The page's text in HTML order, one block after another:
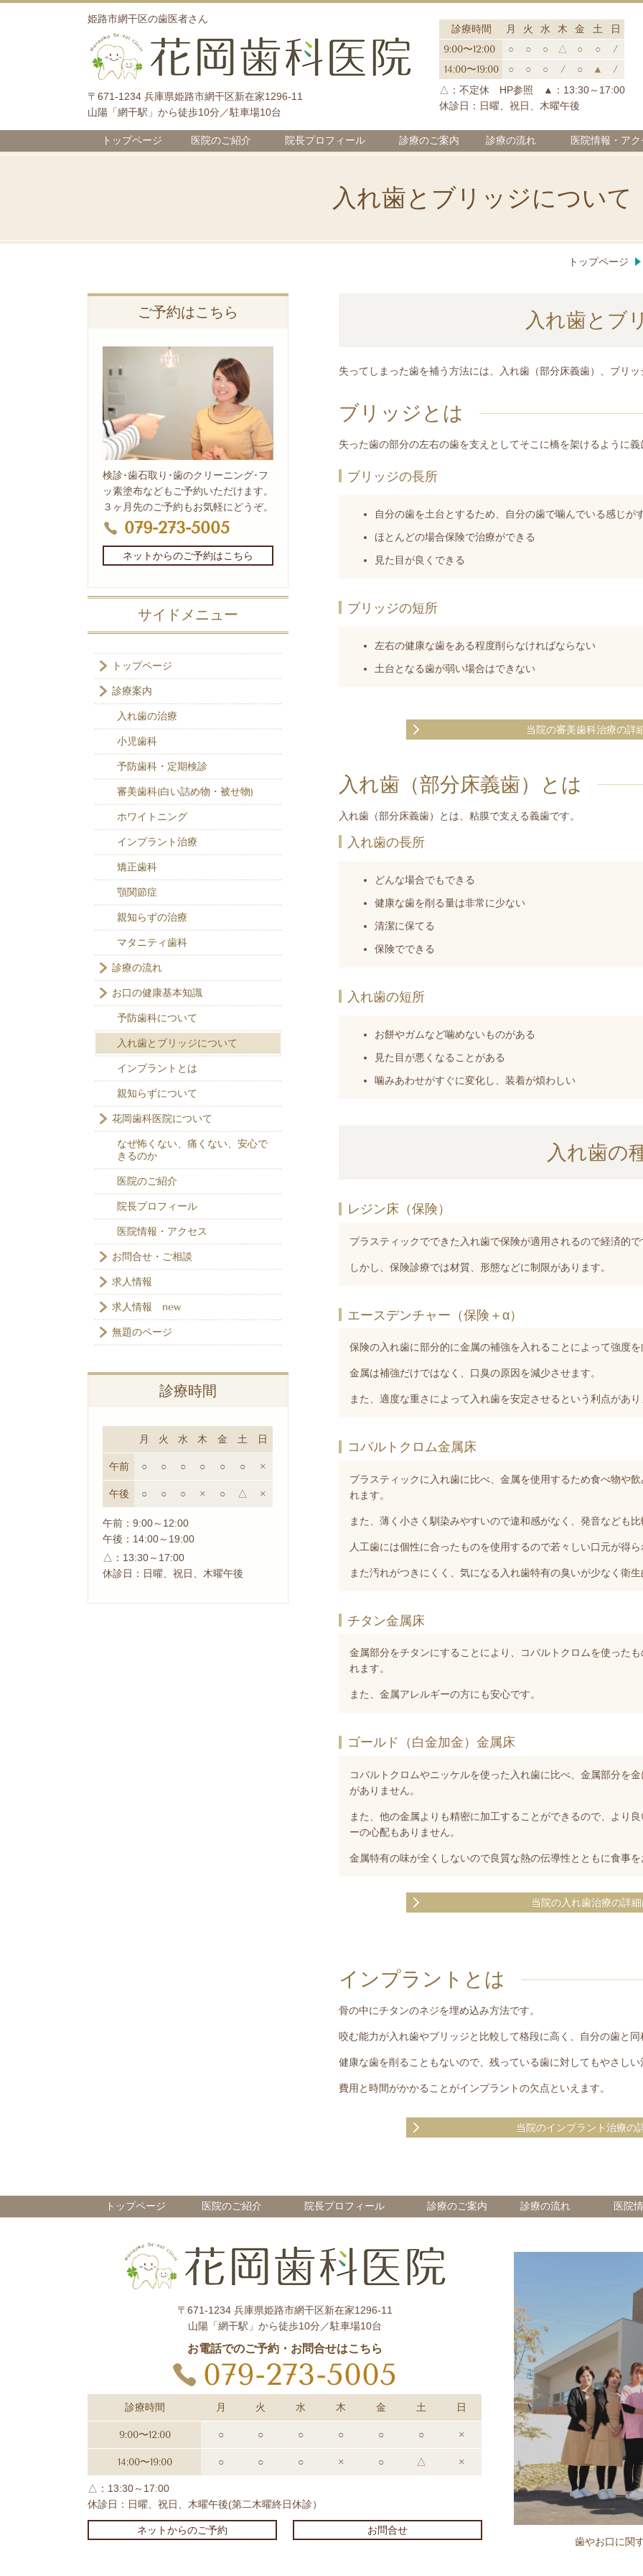
姫路市網干区の歯医者さん
〒671-1234 兵庫県姫路市網干区新在家1296-11
山陽「網干駅」から徒歩10分／駐車場10台
診療時間 月 火 水 木 金 土
日
9:00〜12:00
○ ○ ○ △ ○ ○
/
14:00〜19:00
○ ○ ○ / ○ ▲ /
△：不定休 HP参照 ▲：13:30～17:00
休診日：日曜、祝日、木曜午後
トップページ 医院のご紹介 院長プロフィール 診療のご案内 診療の流れ 医院情報・アク
入れ歯とブリッジについて
トップページ
入れ歯とブ
失ってしまった歯を補う方法には、入れ歯（部分床義歯）、ブリッ
ブリッジとは
失った歯の部分の左右の歯を支えとしてそこに橋を架けるように義
ブリッジの長所
自分の歯を土台とするため、自分の歯で噛んでいる感じが
ほとんどの場合保険で治療ができる
見た目が良くできる
ブリッジの短所
左右の健康な歯をある程度削らなければならない
土台となる歯が弱い場合はできない
当院の審美歯科治療の詳
入れ歯（部分床義歯）とは
入れ歯（部分床義歯）とは、粘膜で支える義歯です。
入れ歯の長所
どんな場合でもできる
健康な歯を削る量は非常に少ない
清潔に保てる
保険でできる
入れ歯の短所
お餅やガムなど噛めないものがある
見た目が悪くなることがある
噛みあわせがすぐに変化し、装着が煩わしい
入れ歯の
レジン床（保険）
プラスティックでできた入れ歯で保険が適用されるので経済的で
しかし、保険診療では材質、形態などに制限があります。
エースデンチャー（保険＋α）
保険の入れ歯に部分的に金属の補強を入れることによって強度
金属は補強だけではなく、口臭の原因を減少させます。
また、適度な重さによって入れ歯を安定させるという利点があり
コバルトクロム金属床
プラスティックに入れ歯に比べ、金属を使用するため食べ物や
れます。
また、薄く小さく馴染みやすいので違和感がなく、発音なども
人工歯には個性に合ったものを使用するので若々しい口元が得ら
また汚れがつきにくく、気になる入れ歯特有の臭いが少なく衛生
チタン金属床
金属部分をチタンにすることにより、コバルトクロムを使った
れます。
また、金属アレルギーの方にも安心です。
ゴールド（白金加金）金属床
コバルトクロムやニッケルを使った入れ歯に比べ、金属部分を
がありません。
また、他の金属よりも精密に加工することができるので、より
ーの心配もありません。
金属特有の味が全くしないので良質な熱の伝導性とともに食事を
当院の入れ歯治療の詳
インプラントとは
骨の中にチタンのネジを埋め込み方法です。
咬む能力が入れ歯やブリッジと比較して格段に高く、自分の歯と同
健康な歯を削ることもないので、残っている歯に対してもやさしい
費用と時間がかかることがインプラントの欠点といえます。
当院のインプラント治療の
ご予約はこちら
検診･歯石取り･歯のクリーニング･フ
ッ素塗布などもご予約いただけます。
３ヶ月先のご予約もお気軽にどうぞ。
079-273-5005
ネットからのご予約はこちら
サイドメニュー
トップページ
診療案内
入れ歯の治療
小児歯科
予防歯科・定期検診
審美歯科(白い詰め物・被せ物)
ホワイトニング
インプラント治療
矯正歯科
顎関節症
親知らずの治療
マタニティ歯科
診療の流れ
お口の健康基本知識
予防歯科について
入れ歯とブリッジについて
インプラントとは
親知らずについて
花岡歯科医院について
なぜ怖くない、痛くない、安心で
きるのか
医院のご紹介
院長プロフィール
医院情報・アクセス
お問合せ・ご相談
求人情報
求人情報 new
無題のページ
診療時間
月 火 水 木 金 土 日
午前 ○ ○ ○ ○ ○ ○ ×
午後 ○ ○ ○ × ○ △ ×
午前：9:00～12:00
午後：14:00～19:00
△：13:30～17:00
休診日：日曜、祝日、木曜午後
トップページ 医院のご紹介 院長プロフィール 診療のご案内 診療の流れ 医院
歯やお口に関
〒671-1234 兵庫県姫路市網干区新在家1296-11
山陽「網干駅」から徒歩10分／駐車場10台
お電話でのご予約・お問合せはこちら
079-273-5005
診療時間 月 火 水 木 金 土 日
9:00〜12:00 ○ ○ ○ ○ ○ ○ ×
14:00〜19:00 ○ ○ ○ × ○ △ ×
△：13:30～17:00
休診日：日曜、祝日、木曜午後(第二木曜終日休診）
ネットからのご予約 お問合せ